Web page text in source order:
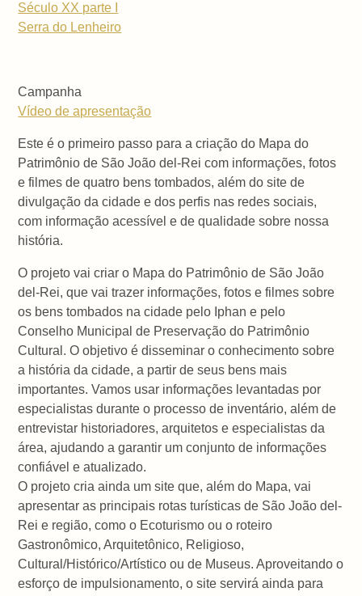
Século XX parte I
Serra do Lenheiro
Campanha
Vídeo de apresentação
Este é o primeiro passo para a criação do Mapa do
Patrimônio de São João del-Rei com informações, fotos
e filmes de quatro bens tombados, além do site de
divulgação da cidade e dos perfis nas redes sociais,
com informação acessível e de qualidade sobre nossa
história.
O projeto vai criar o Mapa do Patrimônio de São João
del-Rei, que vai trazer informações, fotos e filmes sobre
os bens tombados na cidade pelo Iphan e pelo
Conselho Municipal de Preservação do Patrimônio
Cultural. O objetivo é disseminar o conhecimento sobre
a história da cidade, a partir de seus bens mais
importantes. Vamos usar informações levantadas por
especialistas durante o processo de inventário, além de
entrevistar historiadores, arquitetos e especialistas da
área, ajudando a garantir um conjunto de informações
confiável e atualizado.
O projeto cria ainda um site que, além do Mapa, vai
apresentar as principais rotas turísticas de São João del-
Rei e região, como o Ecoturismo ou o roteiro
Gastronômico, Arquitetônico, Religioso,
Cultural/Histórico/Artístico ou de Museus. Aproveitando o
esforço de impulsionamento, o site servirá ainda para